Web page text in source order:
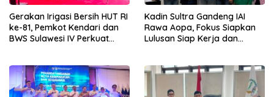
Gerakan Irigasi Bersih HUT RI
ke-81, Pemkot Kendari dan
BWS Sulawesi IV Perkuat
Kadin Sultra Gandeng IAI
Rawa Aopa, Fokus Siapkan
Lulusan Siap Kerja dan